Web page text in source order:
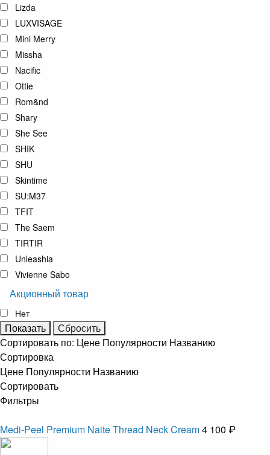
Lizda
LUXVISAGE
Mini Merry
Missha
Nacific
Ottie
Rom&nd
Shary
She See
SHIK
SHU
Skintime
SU:M37
TFIT
The Saem
TIRTIR
Unleashia
Vivienne Sabo
Акционный товар
Нет
Сортировать по: Цене Популярности Названию
Сортировка
Цене Популярности Названию
Сортировать
Фильтры
Medi-Peel Premium Naite Thread Neck Cream4 100 ₽